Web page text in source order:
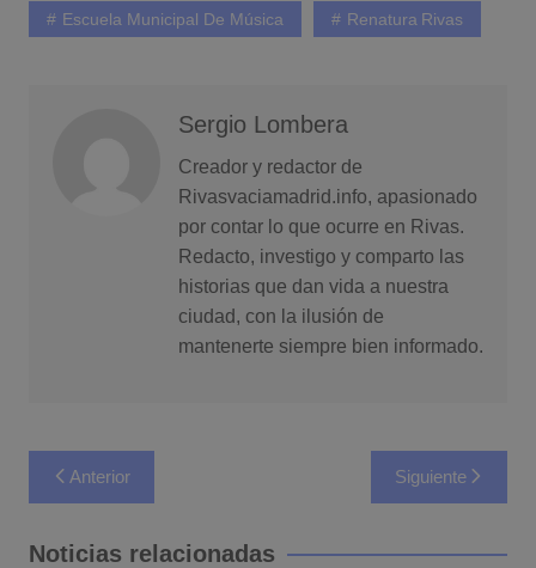
Escuela Municipal De Música Renatura Rivas
Sergio Lombera
Creador y redactor de
Rivasvaciamadrid.info, apasionado
por contar lo que ocurre en Rivas.
Redacto, investigo y comparto las
historias que dan vida a nuestra
ciudad, con la ilusión de
mantenerte siempre bien informado.
Navegación
de
entradas
Anterior Siguiente
Noticias relacionadas